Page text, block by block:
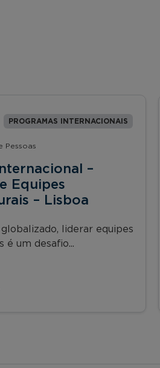
PROGRAMAS INTERNACIONAIS
Pessoas
–
Equipes
– Lisboa
liderar equipes
é um desafio...